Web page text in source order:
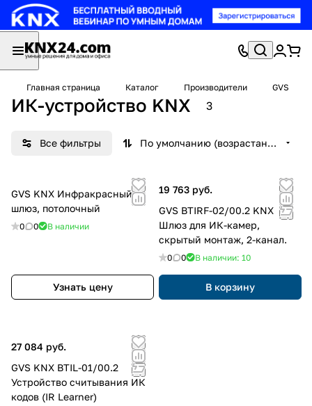
Главная страница Каталог Производители GVS
ИК-устройство KNX 3
Все фильтры По умолчанию (возрастание)
GVS KNX Инфракрасный
шлюз, потолочный
0 0 В наличии
Узнать цену
19 763 руб.
GVS BTIRF-02/00.2 KNX
Шлюз для ИК-камер,
скрытый монтаж, 2-канал.
0 0 В наличии: 10
В корзину
27 084 руб.
GVS KNX BTIL-01/00.2
Устройство считывания ИК
кодов (IR Learner)